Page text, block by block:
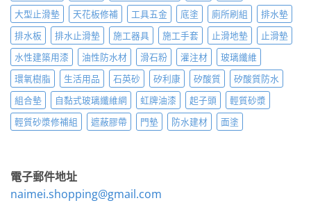
大型止滑墊
天花板修補 工具五金 底塗 廁所刷組
排水墊
排水板
排水止滑墊 施工器具 施工手套 止滑地墊
止滑墊
水性建築用漆
油性防水材 滑石粉 灌注材
玻璃纖維
環氧樹脂
生活用品 石英砂 矽利康 矽酸質
矽酸質防水
組合墊
自黏式玻璃纖維網 虹牌油漆 起子頭
輕質砂漿
輕質砂漿修補組
遮蔽膠帶 門墊 防水建材 面塗
電子郵件地址
naimei.shopping@gmail.com